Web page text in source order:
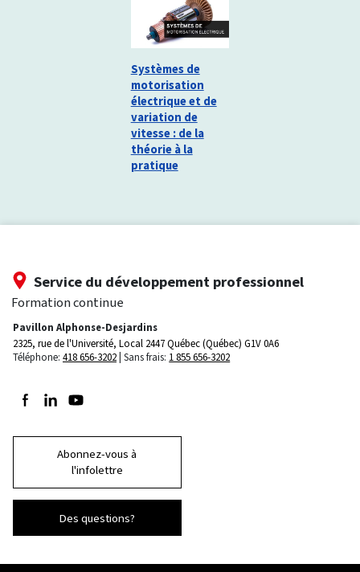
Systèmes de
motorisation
électrique et de
variation de
vitesse : de la
théorie à la
pratique
Service du développement professionnel
Formation continue
Pavillon Alphonse-Desjardins
2325, rue de l'Université, Local 2447Québec (Québec) G1V 0A6
Téléphone: 418 656-3202 Sans frais: 1 855 656-3202
Suivez-nous sur Facebook
Suivez-nous sur LinkedIn
Suivez-nous sur Youtube
Abonnez-vous à
l'infolettre
Des questions?